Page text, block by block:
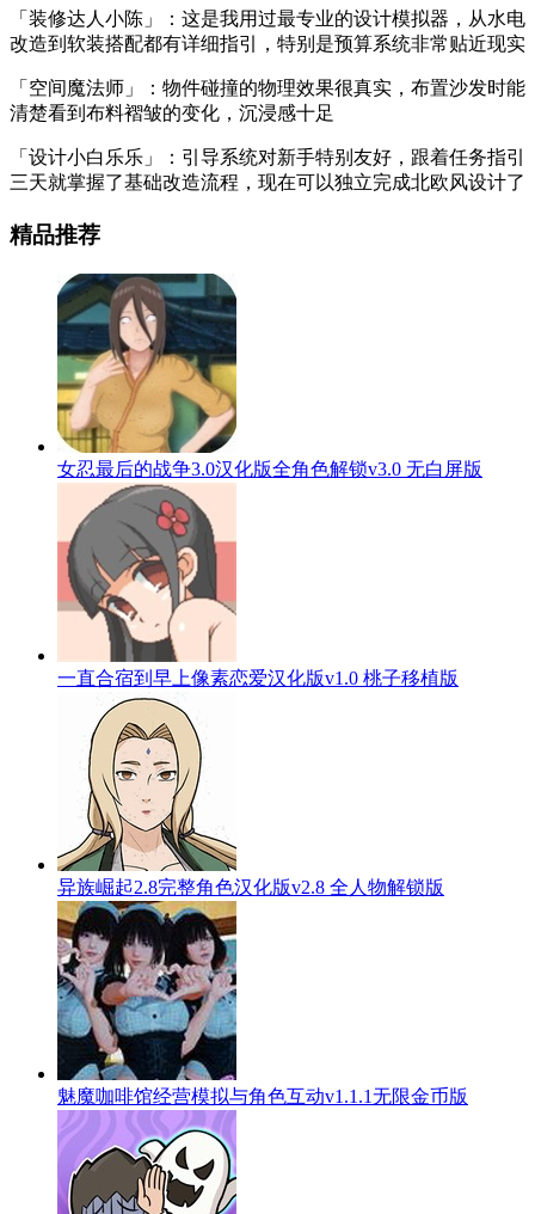
「装修达人小陈」：这是我用过最专业的设计模拟器，从水电
改造到软装搭配都有详细指引，特别是预算系统非常贴近现实
「空间魔法师」：物件碰撞的物理效果很真实，布置沙发时能
清楚看到布料褶皱的变化，沉浸感十足
「设计小白乐乐」：引导系统对新手特别友好，跟着任务指引
三天就掌握了基础改造流程，现在可以独立完成北欧风设计了
精品推荐
女忍最后的战争3.0汉化版全角色解锁v3.0 无白屏版
一直合宿到早上像素恋爱汉化版v1.0 桃子移植版
异族崛起2.8完整角色汉化版v2.8 全人物解锁版
魅魔咖啡馆经营模拟与角色互动v1.1.1无限金币版